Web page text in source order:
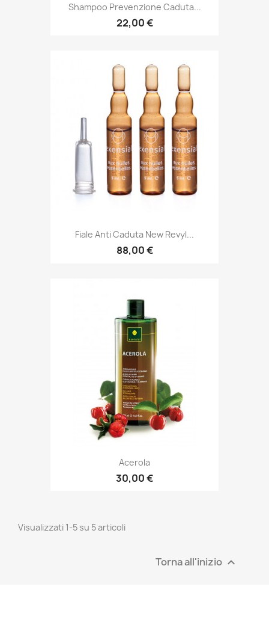
Shampoo Prevenzione Caduta...
22,00 €
Fiale Anti Caduta New Revyl...
88,00 €
Acerola
30,00 €
Visualizzati 1-5 su 5 articoli
Torna all'inizio 